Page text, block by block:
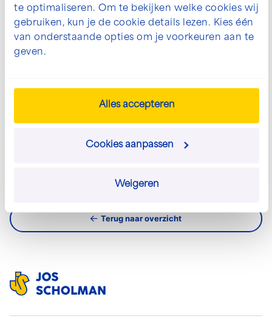
te optimaliseren. Om te bekijken welke cookies wij
gebruiken, kun je de cookie details lezen. Kies één
van onderstaande opties om je voorkeuren aan te
geven.
Alles accepteren
Cookies aanpassen
Weigeren
info@josscholman.nl
Neem direct contact op
Terug naar overzicht